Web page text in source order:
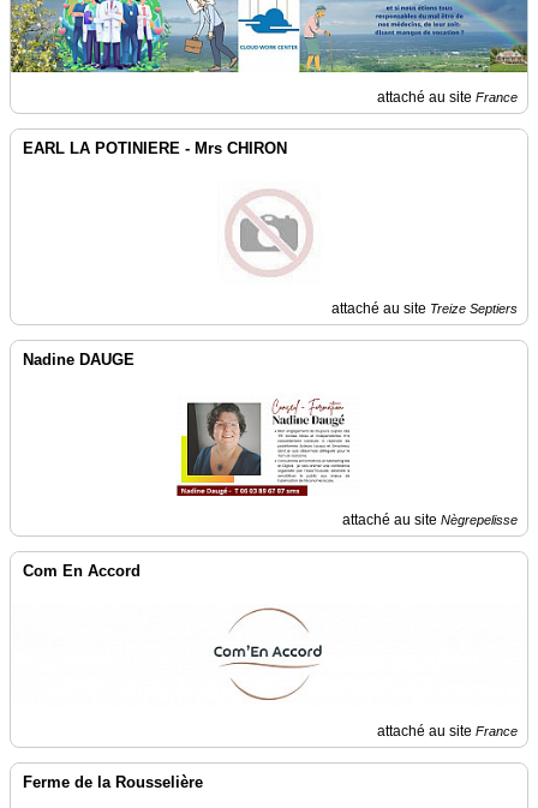
attaché au site France
EARL LA POTINIERE - Mrs CHIRON
attaché au site Treize Septiers
Nadine DAUGE
attaché au site Nègrepelisse
Com En Accord
attaché au site France
Ferme de la Rousselière